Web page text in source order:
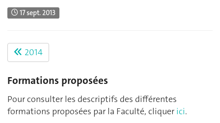
17 sept. 2013
2014
Formations proposées
Pour consulter les descriptifs des différentes
formations proposées par la Faculté, cliquer ici.